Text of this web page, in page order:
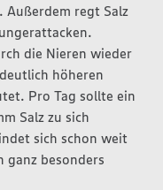
Außerdem regt Salz
die Nieren wieder
höheren
Pro Tag sollte ein
Salz zu sich
sich schon weit
ganz besonders